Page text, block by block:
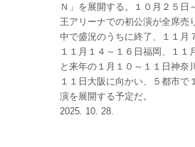
Ｎ」を展開する。１０月２５日
王アリーナでの初公演が全席売
中で盛況のうちに終了、１１月
１１月１４～１６日福岡、１１
と来年の１月１０～１１日神奈
１１日大阪に向かい、５都市で
演を展開する予定だ。
2025. 10. 28.